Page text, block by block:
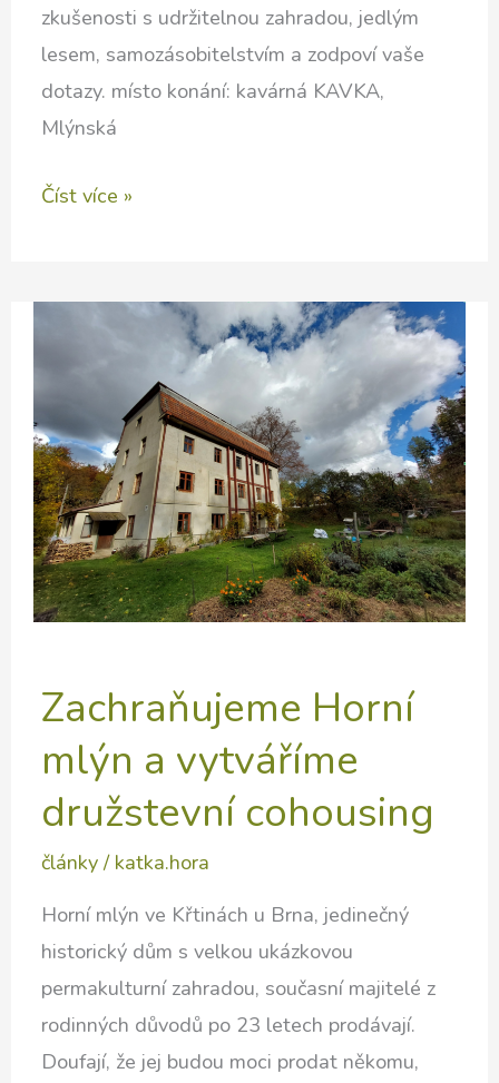
zkušenosti s udržitelnou zahradou, jedlým
lesem, samozásobitelstvím a zodpoví vaše
dotazy. místo konání: kavárná KAVKA,
Mlýnská
Permakulturní
Litovli
Číst více »
Zachraňujeme Horní
mlýn a vytváříme
družstevní cohousing
články / katka.hora
Horní mlýn ve Křtinách u Brna, jedinečný
historický dům s velkou ukázkovou
permakulturní zahradou, současní majitelé z
rodinných důvodů po 23 letech prodávají.
Doufají, že jej budou moci prodat někomu,